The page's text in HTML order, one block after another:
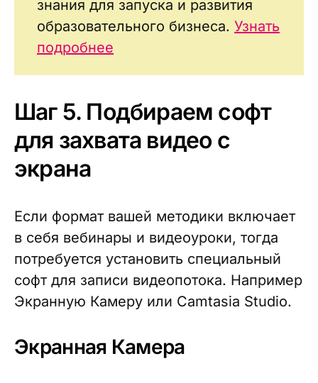
знания для запуска и развития
образовательного бизнеса. Узнать
подробнее
Шаг 5. Подбираем софт
для захвата видео с
экрана
Если формат вашей методики включает
в себя вебинары и видеоуроки, тогда
потребуется установить специальный
софт для записи видеопотока. Например
Экранную Камеру или Camtasia Studio.
Экранная Камера